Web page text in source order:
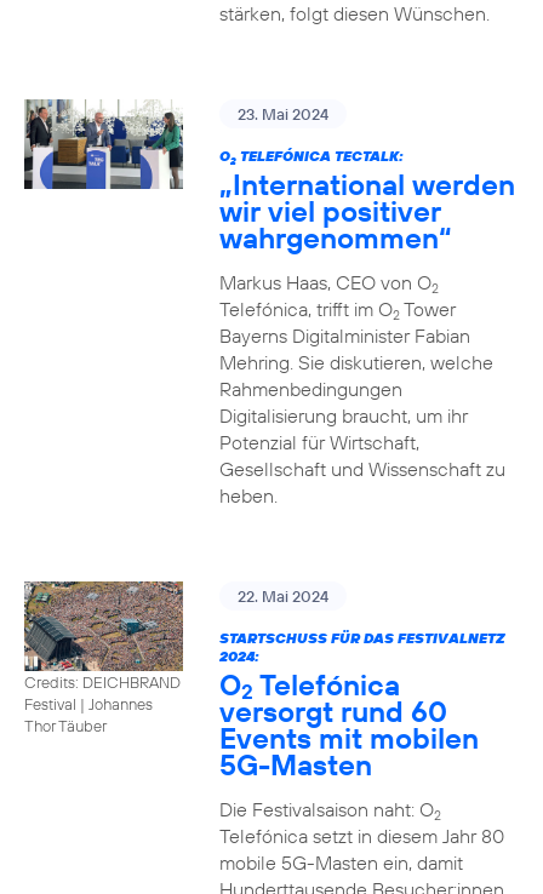
stärken, folgt diesen Wünschen.
23. Mai 2024
O2TELEFÓNICA TECTALK:
„International werden
wir viel positiver
wahrgenommen“
Markus Haas, CEO von O2
Telefónica, trifft im O2Tower
Bayerns Digitalminister Fabian
Mehring. Sie diskutieren, welche
Rahmenbedingungen
Digitalisierung braucht, um ihr
Potenzial für Wirtschaft,
Gesellschaft und Wissenschaft zu
heben.
Credits: DEICHBRAND
Festival | Johannes
Thor Täuber
22. Mai 2024
STARTSCHUSS FÜR DAS FESTIVALNETZ
2024:
O2 Telefónica
versorgt rund 60
Events mit mobilen
5G-Masten
Die Festivalsaison naht: O2
Telefónica setzt in diesem Jahr 80
mobile 5G-Masten ein, damit
Hunderttausende Besucher:innen